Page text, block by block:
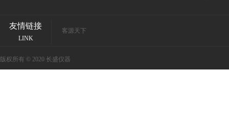
友情链接
LINK
客源天下
版权所有 © 2020 长盛仪器